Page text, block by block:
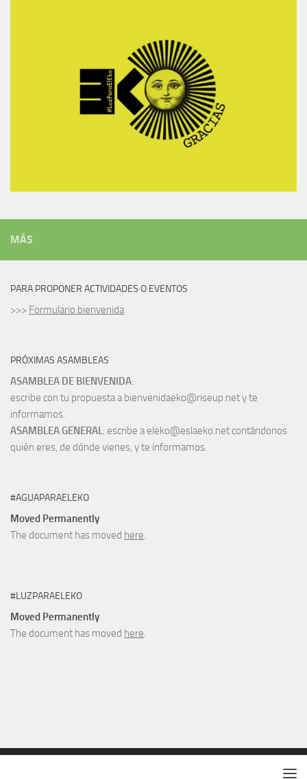
MÁS
PARA PROPONER ACTIVIDADES O EVENTOS
>>> Formulario bienvenida
PRÓXIMAS ASAMBLEAS
ASAMBLEA DE BIENVENIDA:
escribe con tu propuesta a bienvenidaeko@riseup.net y te
informamos.
ASAMBLEA GENERAL: escribe a eleko@eslaeko.net contándonos
quién eres, de dónde vienes, y te informamos.
#AGUAPARAELEKO
Moved Permanently
The document has moved here.
#LUZPARAELEKO
Moved Permanently
The document has moved here.